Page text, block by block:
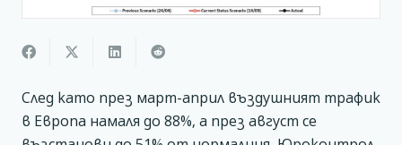
След като през март-април въздушният трафик
в Европа намаля до 88%, а през август се